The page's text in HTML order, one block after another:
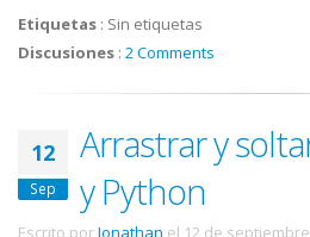
Etiquetas : Sin etiquetas
Discusiones : 2 Comments
12
Sep
Arrastrar y
y Python
Escrito porJonathan el 12 de